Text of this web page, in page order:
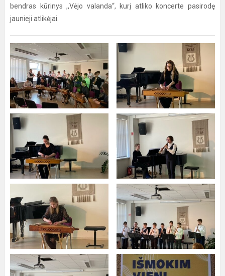
bendras kūrinys ,,Vėjo valanda“, kurį atliko koncerte pasirodę
jaunieji atlikėjai.